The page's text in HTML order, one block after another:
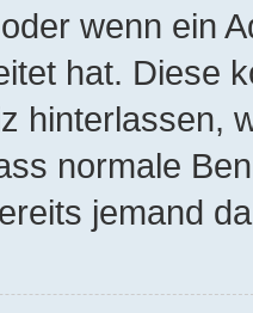
wenn ein
hat. Diese
hinterlassen,
normale
jemand